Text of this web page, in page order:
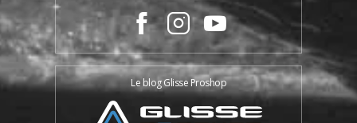
Le blog Glisse Proshop